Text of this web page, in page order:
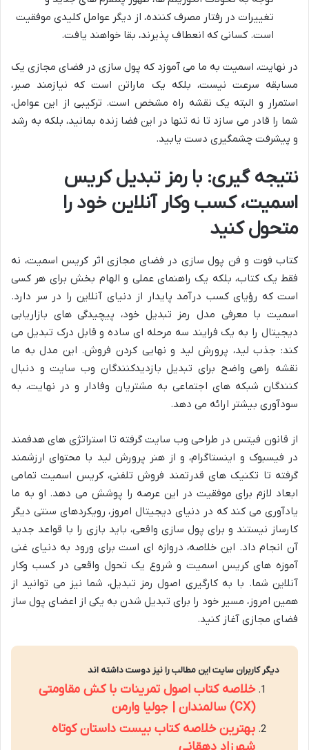
تغییرات در رفتار مصرف کننده، از دیگر عوامل کلیدی موفقیت
است. کسانی که انعطاف پذیرند، بقا خواهند یافت.
در نهایت، اسمیت به ما می آموزد که پول سازی در فضای مجازی یک
مسابقه سرعت نیست، بلکه یک ماراتن است که نیازمند صبر،
استمرار و البته یک نقشه راه مشخص است. ترکیبی از این عوامل،
شما را قادر می سازد تا نه تنها در این فضا زنده بمانید، بلکه به رشد
و پیشرفت چشمگیری دست یابید.
نتیجه گیری: با رمز تبدیل کریس
اسمیت، کسب وکار آنلاین خود را
متحول کنید
کتاب فوت و فن پول سازی در فضای مجازی اثر کریس اسمیت، نه
فقط یک کتاب، بلکه یک راهنمای عملی و الهام بخش برای هر کسی
است که رؤیای کسب درآمد پایدار از دنیای آنلاین را در سر دارد.
اسمیت با معرفی مدل رمز تبدیل خود، پیچیدگی های بازاریابی
دیجیتال را به یک فرایند سه مرحله ای ساده و قابل درک تبدیل می
کند: جذب لید، پرورش لید و نهایی کردن فروش. این مدل به ما
نقشه راهی واضح برای تبدیل بازدیدکنندگان وب سایت و دنبال
کنندگان شبکه های اجتماعی به مشتریان وفادار و در نهایت، به
سودآوری بیشتر ارائه می دهد.
از قانون فیتس در طراحی وب سایت گرفته تا استراتژی های هدفمند
در فیسبوک و اینستاگرام، و از هنر پرورش لید با محتوای ارزشمند
گرفته تا تکنیک های قدرتمند فروش تلفنی، کریس اسمیت تمامی
ابعاد لازم برای موفقیت در این عرصه را پوشش می دهد. او به ما
یادآوری می کند که در دنیای دیجیتال امروز، رویکردهای سنتی دیگر
کارساز نیستند و برای پول سازی واقعی، باید بازی را با قواعد جدید
آن انجام داد. این خلاصه، دروازه ای است برای ورود به دنیای غنی
آموزه های کریس اسمیت و شروع یک تحول واقعی در کسب وکار
آنلاین شما. با به کارگیری اصول رمز تبدیل، شما نیز می توانید از
همین امروز، مسیر خود را برای تبدیل شدن به یکی از اعضای پول ساز
فضای مجازی آغاز کنید.
دیگر کاربران سایت این مطالب را نیز دوست داشته اند
خلاصه کتاب اصول تمرینات با کش مقاومتی
(CX) سالمندان | جولیا وارمن
بهترین خلاصه کتاب بیست داستان کوتاه